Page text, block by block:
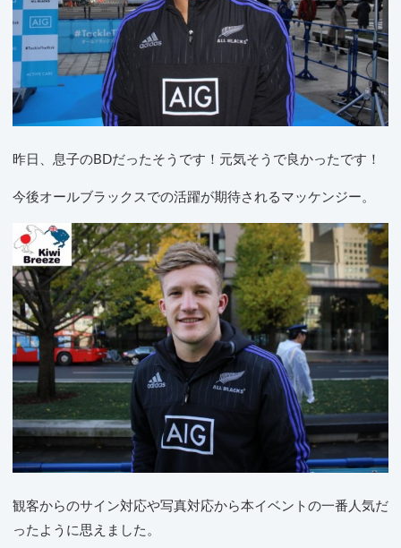
昨日、息子のBDだったそうです！元気そうで良かったです！
今後オールブラックスでの活躍が期待されるマッケンジー。
観客からのサイン対応や写真対応から本イベントの一番人気だ
ったように思えました。